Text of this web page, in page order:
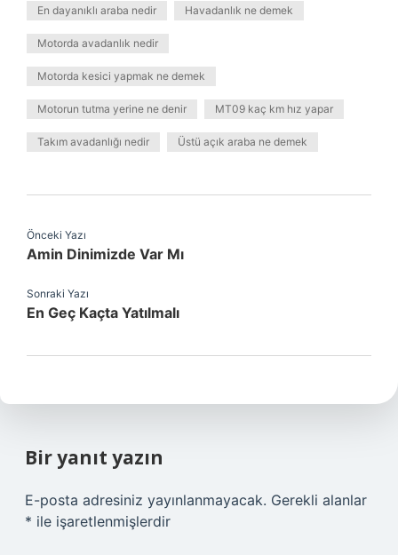
En dayanıklı araba nedir Havadanlık ne demek
Motorda avadanlık nedir
Motorda kesici yapmak ne demek
Motorun tutma yerine ne denir MT09 kaç km hız yapar
Takım avadanlığı nedir Üstü açık araba ne demek
Önceki Yazı
Amin Dinimizde Var Mı
Sonraki Yazı
En Geç Kaçta Yatılmalı
Bir yanıt yazın
E-posta adresiniz yayınlanmayacak. Gerekli alanlar
* ile işaretlenmişlerdir